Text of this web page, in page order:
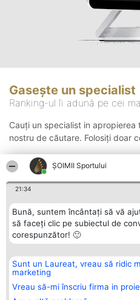
ȘOIMII Sportului
21:34
Bună, suntem încântați să vă
să faceți clic pe subiectul de
corespunzător! 🙂
Sunt un Laureat, vreau să ridic
marketing
Vreau să-mi înscriu firma in
Gasește un specialist
Ranking-ul îi adună pe cei
Cauți un specialist in apropierea
nostru de căutare. Folosiți doar
Organizator Ranking
BRIGHT SOLUTIONS BR SRL
Aleea Timisul De Sus 2 Bl. A30
Sc. A Et. 4 Ap. 13 Cod 061952
Lista